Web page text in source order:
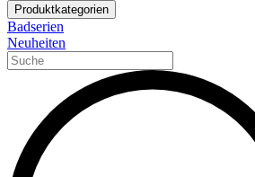
Produktkategorien
Badserien
Neuheiten